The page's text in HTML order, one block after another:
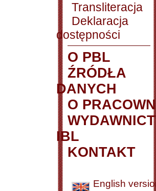
Transliteracja
Deklaracja
dostępności
O PBL
ŹRÓDŁA
DANYCH
O
IBL
KONTAKT
English